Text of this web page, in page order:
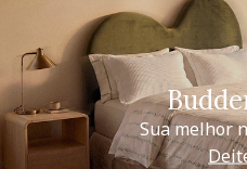
Sua melhor